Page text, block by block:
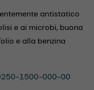
antistatico
e ai microbi, buona
e alla benzina
1500-000-00